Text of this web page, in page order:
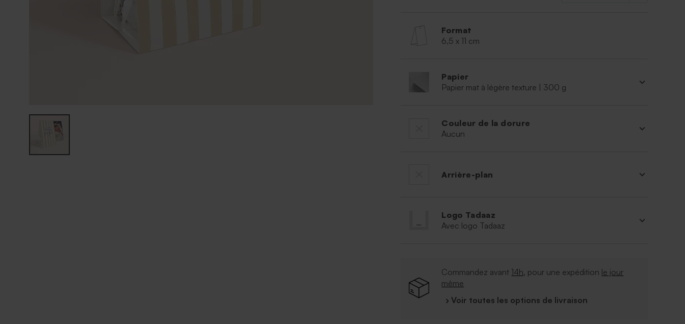
Format
6,5 x 11 cm
Papier
Papier mat à légère texture | 300 g
Couleur de la dorure
Aucun
Arrière-plan
Logo Tadaaz
Avec logo Tadaaz
Commandez avant 14h, pour une expédition le jour
même
› Voir toutes les options de livraison